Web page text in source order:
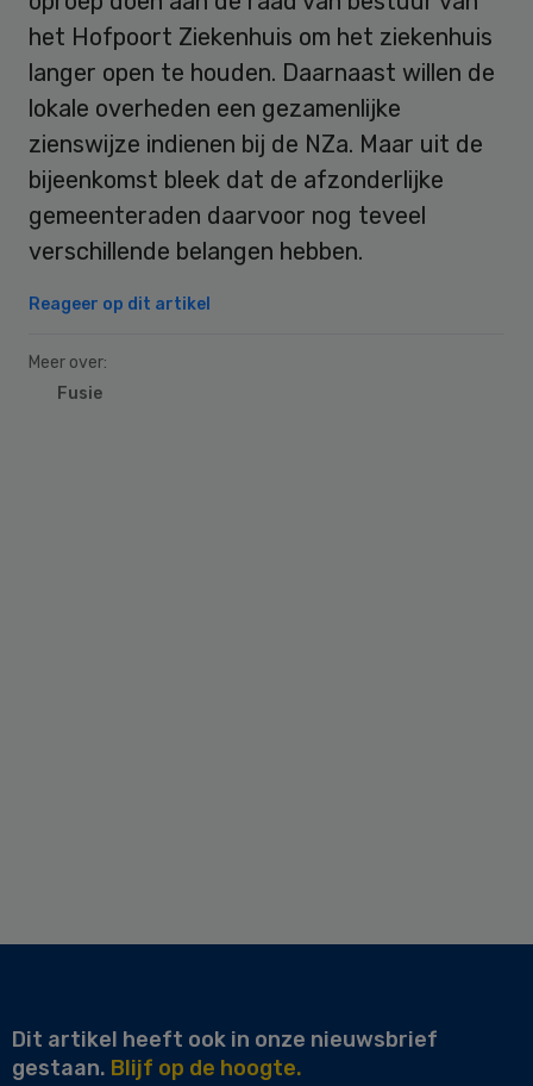
het Hofpoort Ziekenhuis om het ziekenhuis
langer open te houden. Daarnaast willen de
lokale overheden een gezamenlijke
zienswijze indienen bij de NZa. Maar uit de
bijeenkomst bleek dat de afzonderlijke
gemeenteraden daarvoor nog teveel
verschillende belangen hebben.
Reageer op dit artikel
Meer over:
Fusie
Dit artikel heeft ook in onze nieuwsbrief
gestaan. Blijf op de hoogte.